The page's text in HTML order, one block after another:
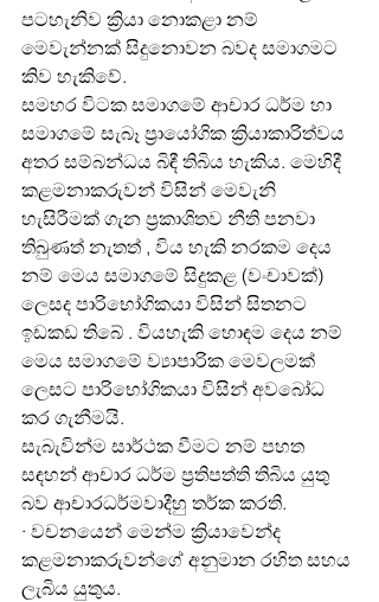
පටහැනිව ක්‍රියා නොකළා නම්
මෙවැන්නක් සිදුනො‍වන බවද සමාගමට
කිව හැකිවේ.
සමහර විටක සමාගමේ ආචාර ධර්ම හා
සමාගමේ සැබෑ ප්‍රායෝගික ක්‍රියාකාරිත්වය
අතර සම්බන්ධය බිඳී තිබිය හැකිය. මෙහිදී
කළමනාකරුවන් විසින් මෙවැනි
හැසිරීමක් ගැන ප්‍රකාශිතව නීති පනවා
තිබුණත් නැතත් , විය හැකි නරකම දෙය
නම් මෙය සමාගමේ සිදුකළ (වංචාවක්)
ලෙසද පාරිභෝගිකයා විසින් සිතනට
ඉඩකඩ තිබේ . වියහැකි හොඳම දෙය නම්
මෙය සමාගමේ ව්‍යාපාරික මෙවලමක්
ලෙසට පාරිභෝගිකයා විසින් අවබෝධ
කර ගැනීමයි.
සැබැවින්ම සාර්ථක වීමට නම් පහත
සඳහන් ආචාර ධර්ම ප්‍රතිපත්ති තිබිය යුතු
බව ආචාරධර්මවාදීහු තර්ක කරති.
· වචනයෙන් මෙන්ම ක්‍රියාවෙන්ද
කළමනාකරුවන්ගේ අනුමාන රහිත සහය
ලැබිය යුතුය.